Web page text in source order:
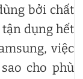
bởi chất
dụng hết
việc
cho phù